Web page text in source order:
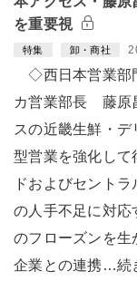
を重要視
特集 卸・商社
◇西日本営業部
カ営業部長 藤
スの近畿生鮮・
型営業を強化して
ドおよびセントラ
の人手不足に対応
のフローズンを生
企業との連携…続